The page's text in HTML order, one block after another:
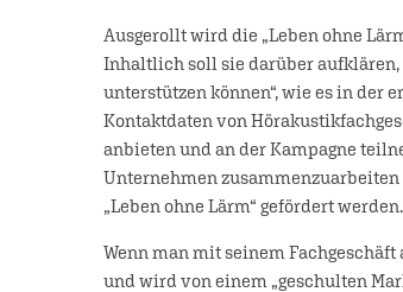
Ausgerollt wird die „Leben ohne
Inhaltlich soll sie darüber
unterstützen können“, wie es in der
Kontaktdaten von
anbieten und an der Kampagne
Unternehmen zusammenzuarbeiten
„Leben ohne Lärm“ gefördert werden.
Wenn man mit seinem
und wird von einem „geschulten